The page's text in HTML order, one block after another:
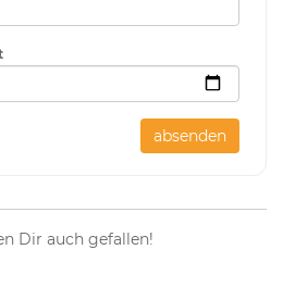
absenden
Dir auch gefallen!